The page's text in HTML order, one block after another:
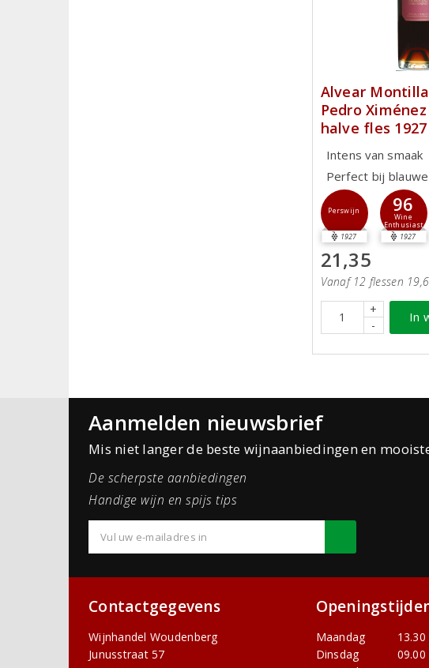
Alvear
Pedro
halve fles 1927
Intens van smaak
Perfect bij
Perswijn
1927
96
Wine
Enthusiast
1927
21,35
Vanaf 12 flessen
+
-
In
Aanmelden nieuwsbrief
Mis niet langer de beste wijnaanbiedingen en
De scherpste aanbiedingen
Handige wijn en spijs tips
Contactgegevens
Wijnhandel Woudenberg
Junusstraat 57
Maandag
Dinsdag